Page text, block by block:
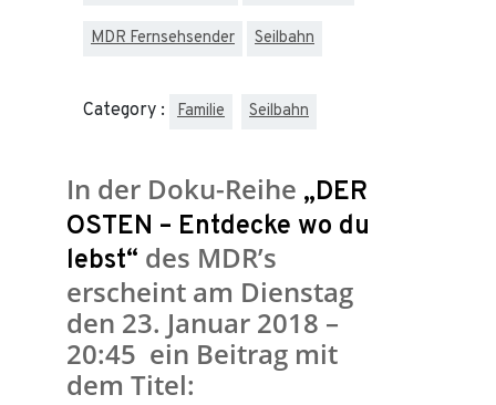
MDR Fernsehsender Seilbahn
Category : Familie Seilbahn
In der Doku-Reihe „DER
OSTEN – Entdecke wo du
lebst“ des MDR’s
erscheint am Dienstag
den 23. Januar 2018 –
20:45 ein Beitrag mit
dem Titel: